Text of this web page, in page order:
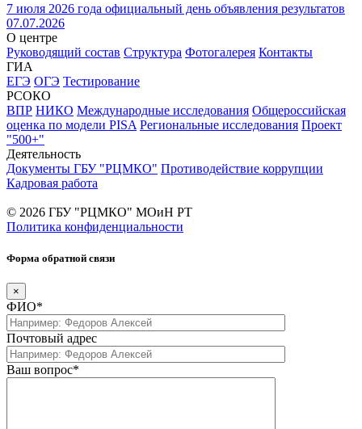
7 июля 2026 года официальный день объявления результатов
07.07.2026
О центре
Руководящий состав Структура Фотогалерея Контакты
ГИА
ЕГЭ ОГЭ Тестирование
РСОКО
ВПР НИКО Международные исследования Общероссийская
оценка по модели PISA Региональные исследования Проект
"500+"
Деятельность
Документы ГБУ "РЦМКО" Противодействие коррупции
Кадровая работа
© 2026 ГБУ "РЦМКО" МОиН РТ
Политика конфиденциальности
Форма обратной связи
×
ФИО*
Почтовый адрес
Ваш вопрос*